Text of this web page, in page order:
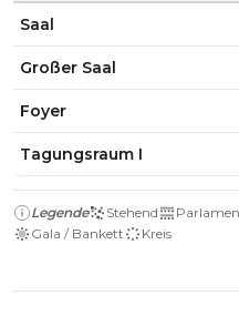
Saal
Großer Saal
Foyer
Tagungsraum I
Legende Stehend
Gala / Bankett
Kreis